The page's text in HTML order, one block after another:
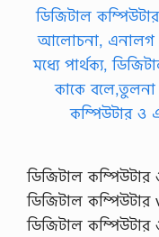
ডিজিটাল কম্পিউটার
ডিজিটাল কম্পিউটার
ডিজিটাল